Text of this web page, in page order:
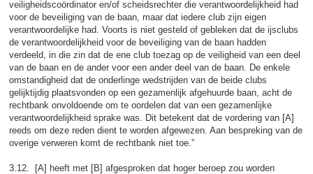
veiligheidscoördinator en/of scheidsrechter die verantwoordelijkheid had
voor de beveiliging van de baan, maar dat iedere club zijn eigen
verantwoordelijke had. Voorts is niet gesteld of gebleken dat de ijsclubs
de verantwoordelijkheid voor de beveiliging van de baan hadden
verdeeld, in die zin dat de ene club toezag op de veiligheid van een deel
van de baan en de ander voor een ander deel van de baan. De enkele
omstandigheid dat de onderlinge wedstrijden van de beide clubs
gelijktijdig plaatsvonden op een gezamenlijk afgehuurde baan, acht de
rechtbank onvoldoende om te oordelen dat van een gezamenlijke
verantwoordelijkheid sprake was. Dit betekent dat de vordering van [A]
reeds om deze reden dient te worden afgewezen. Aan bespreking van de
overige verweren komt de rechtbank niet toe.”
3.12. [A] heeft met [B] afgesproken dat hoger beroep zou worden